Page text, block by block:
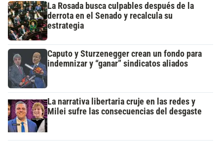
La Rosada busca culpables después de la
derrota en el Senado y recalcula su
estrategia
Caputo y Sturzenegger crean un fondo para
indemnizar y “ganar” sindicatos aliados
La narrativa libertaria cruje en las redes y
Milei sufre las consecuencias del desgaste